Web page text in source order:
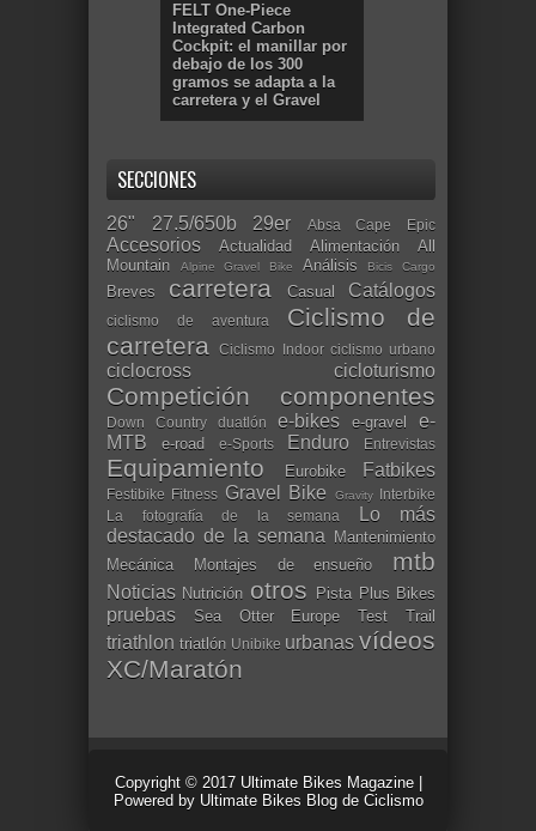
FELT One-Piece
Integrated Carbon
Cockpit: el manillar por
debajo de los 300
gramos se adapta a la
carretera y el Gravel
SECCIONES
26" 27.5/650b 29er Absa Cape Epic
Accesorios Actualidad Alimentación
All
Mountain
Alpine Gravel Bike Análisis Bicis Cargo
Breves carretera Casual Catálogos
ciclismo de aventura
Ciclismo de
carretera
Ciclismo Indoor ciclismo urbano
ciclocross cicloturismo
Competición componentes
Down Country duatlón e-bikes e-gravel
e-
MTB
e-road e-Sports Enduro Entrevistas
Equipamiento Eurobike Fatbikes
Festibike Fitness Gravel Bike Gravity
Interbike
La fotografía de la semana
Lo más
destacado de la semana
Mantenimiento
Mecánica
Montajes de ensueño mtb
Noticias Nutrición otros Pista Plus Bikes
pruebas Sea Otter Europe Test Trail
triathlon triatlón Unibike urbanas vídeos
XC/Maratón
Copyright © 2017 Ultimate Bikes Magazine|
Powered by Ultimate Bikes Blog de Ciclismo